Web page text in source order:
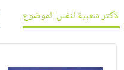
الأكثر شعبية لنفس الموضوع